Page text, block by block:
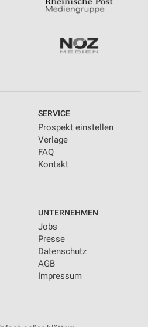
SERVICE
Prospekt einstellen
Verlage
FAQ
Kontakt
UNTERNEHMEN
Jobs
Presse
Datenschutz
AGB
Impressum